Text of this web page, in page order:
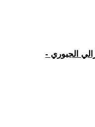
الجبوري -